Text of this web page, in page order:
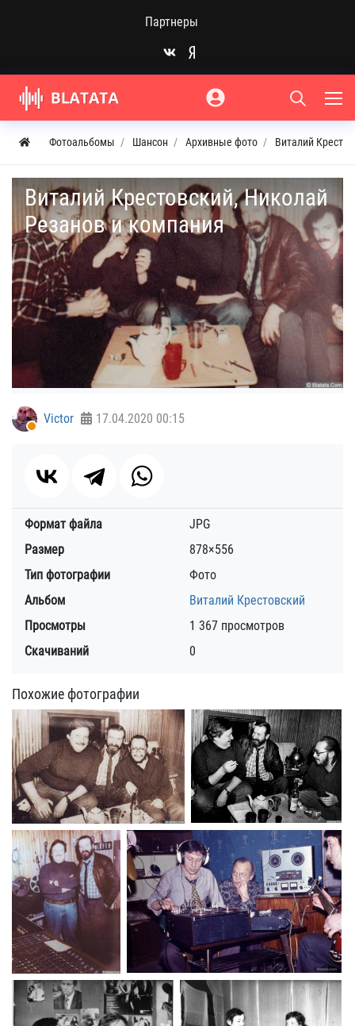
Партнеры
Фотоальбомы Шансон Архивные фото Виталий
Виталий Крестовский, Николай
Резанов и компания
Victor 17.04.2020 00:15
Формат файла
JPG
Размер
878×556
Тип фотографии
Фото
Альбом
Виталий Крестовский
Просмотры
1 367 просмотров
Скачиваний
0
Похожие фотографии